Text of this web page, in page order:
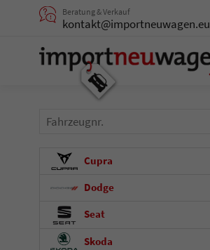
Beratung & Verkauf
kontakt@importneuwagen.eu
Fahrzeugnr.
Cupra
Dodge
Seat
Skoda